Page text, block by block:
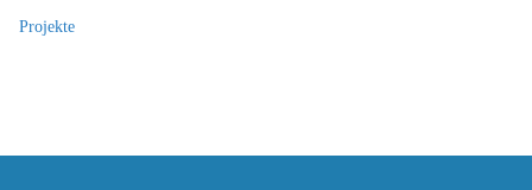
Projekte